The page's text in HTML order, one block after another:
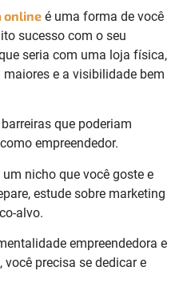
online é uma forma de você
sucesso com o seu
seria com uma loja física,
e a visibilidade bem
que poderiam
empreendedor.
nicho que você goste e
estude sobre marketing
alvo.
empreendedora e
precisa se dedicar e